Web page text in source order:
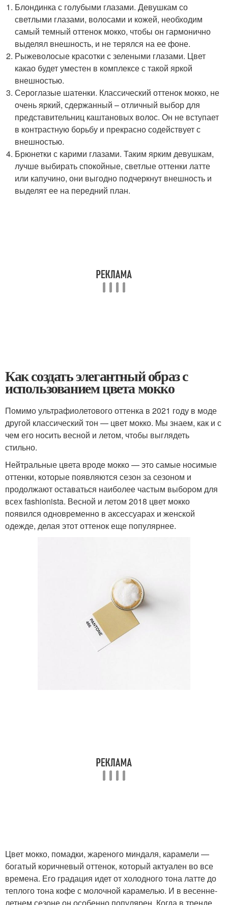
Блондинка с голубыми глазами. Девушкам со
светлыми глазами, волосами и кожей, необходим
самый темный оттенок мокко, чтобы он гармонично
выделял внешность, и не терялся на ее фоне.
Рыжеволосые красотки с зелеными глазами. Цвет
какао будет уместен в комплексе с такой яркой
внешностью.
Сероглазые шатенки. Классический оттенок мокко, не
очень яркий, сдержанный – отличный выбор для
представительниц каштановых волос. Он не вступает
в контрастную борьбу и прекрасно содействует с
внешностью.
Брюнетки с карими глазами. Таким ярким девушкам,
лучше выбирать спокойные, светлые оттенки латте
или капучино, они выгодно подчеркнут внешность и
выделят ее на передний план.
Как создать элегантный образ с
использованием цвета мокко
Помимо ультрафиолетового оттенка в 2021 году в моде
другой классический тон — цвет мокко. Мы знаем, как и с
чем его носить весной и летом, чтобы выглядеть
стильно.
Нейтральные цвета вроде мокко — это самые носимые
оттенки, которые появляются сезон за сезоном и
продолжают оставаться наиболее частым выбором для
всех fashionista. Весной и летом 2018 цвет мокко
появился одновременно в аксессуарах и женской
одежде, делая этот оттенок еще популярнее.
Цвет мокко, помадки, жареного миндаля, карамели —
богатый коричневый оттенок, который актуален во все
времена. Его градация идет от холодного тона латте до
теплого тона кофе с молочной карамелью. И в весенне-
летнем сезоне он особенно популярен. Когда в тренде